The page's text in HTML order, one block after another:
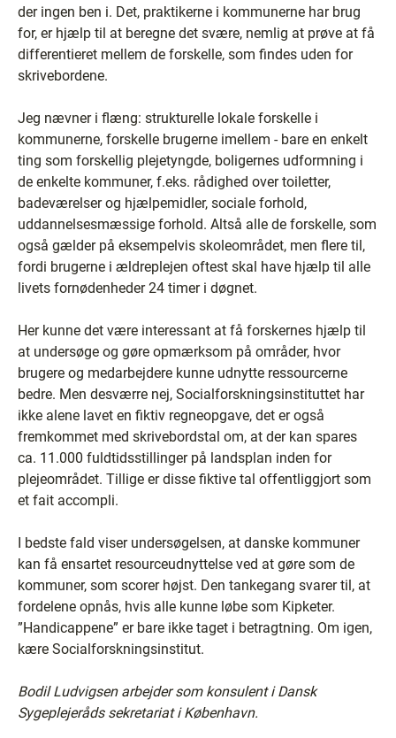
der ingen ben i. Det, praktikerne i kommunerne har brug
for, er hjælp til at beregne det svære, nemlig at prøve at få
differentieret mellem de forskelle, som findes uden for
skrivebordene.
Jeg nævner i flæng: strukturelle lokale forskelle i
kommunerne, forskelle brugerne imellem - bare en enkelt
ting som forskellig plejetyngde, boligernes udformning i
de enkelte kommuner, f.eks. rådighed over toiletter,
badeværelser og hjælpemidler, sociale forhold,
uddannelsesmæssige forhold. Altså alle de forskelle, som
også gælder på eksempelvis skoleområdet, men flere til,
fordi brugerne i ældreplejen oftest skal have hjælp til alle
livets fornødenheder 24 timer i døgnet.
Her kunne det være interessant at få forskernes hjælp til
at undersøge og gøre opmærksom på områder, hvor
brugere og medarbejdere kunne udnytte ressourcerne
bedre. Men desværre nej, Socialforskningsinstituttet har
ikke alene lavet en fiktiv regneopgave, det er også
fremkommet med skrivebordstal om, at der kan spares
ca. 11.000 fuldtidsstillinger på landsplan inden for
plejeområdet. Tillige er disse fiktive tal offentliggjort som
et fait accompli.
I bedste fald viser undersøgelsen, at danske kommuner
kan få ensartet resourceudnyttelse ved at gøre som de
kommuner, som scorer højst. Den tankegang svarer til, at
fordelene opnås, hvis alle kunne løbe som Kipketer.
”Handicappene” er bare ikke taget i betragtning. Om igen,
kære Socialforskningsinstitut.
Bodil Ludvigsen arbejder som konsulent i Dansk
Sygeplejeråds sekretariat i København.